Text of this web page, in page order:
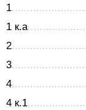
1
1 к.а
2
3
4
4 к.1